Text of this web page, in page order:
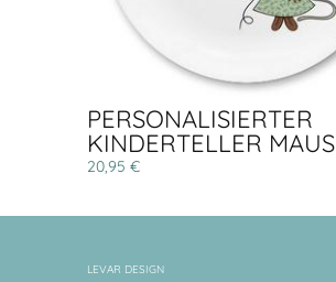
PERSONALISIERTER
KINDERTELLER MAUS
20,95 €
LEVAR DESIGN